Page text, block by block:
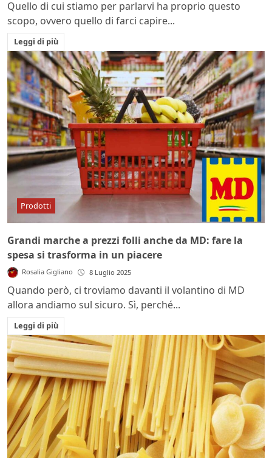
Quello di cui stiamo per parlarvi ha proprio questo
scopo, ovvero quello di farci capire...
Leggi di più
Prodotti
Grandi marche a prezzi folli anche da MD: fare la
spesa si trasforma in un piacere
Rosalia Gigliano 8 Luglio 2025
Quando però, ci troviamo davanti il volantino di MD
allora andiamo sul sicuro. Sì, perché...
Leggi di più